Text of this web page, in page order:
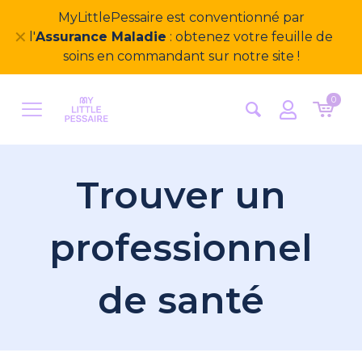
MyLittlePessaire est conventionné par
l'Assurance Maladie : obtenez votre feuille de
soins en commandant sur notre site !
✕
0
Trouver un
professionnel
de santé